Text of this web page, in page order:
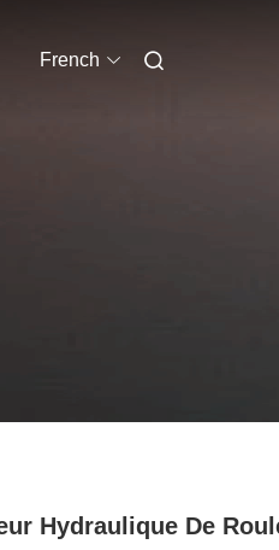
French
Hydraulique De